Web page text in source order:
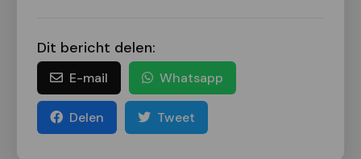
Dit bericht delen:
E-mail Whatsapp
Delen Tweet